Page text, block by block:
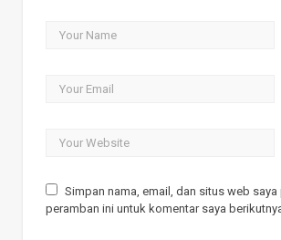
Simpan nama, email, dan situs web saya
peramban ini untuk komentar saya